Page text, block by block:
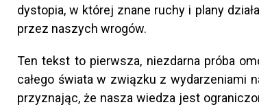
dystopia, w której znane ruchy i plany
przez naszych wrogów.
Ten tekst to pierwsza, niezdarna próba
całego świata w związku z wydarzeniami
przyznając, że nasza wiedza jest